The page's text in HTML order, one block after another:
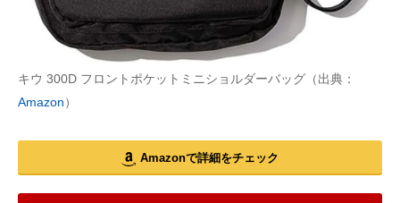
キウ 300D フロントポケットミニショルダーバッグ（出典：
Amazon）
Amazonで詳細をチェック